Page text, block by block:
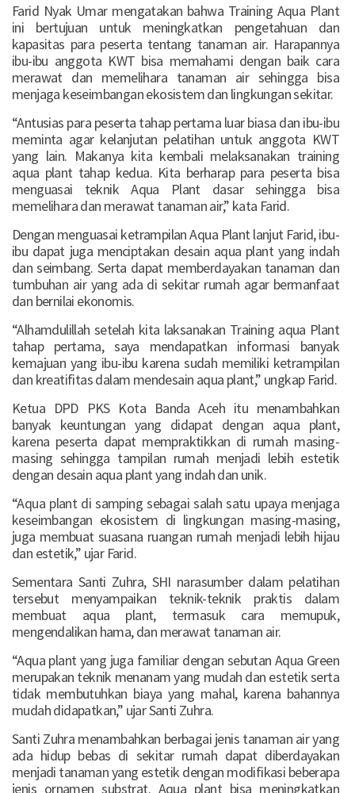
Farid Nyak Umar mengatakan bahwa Training Aqua Plant
ini bertujuan untuk meningkatkan pengetahuan dan
kapasitas para peserta tentang tanaman air. Harapannya
ibu-ibu anggota KWT bisa memahami dengan baik cara
merawat dan memelihara tanaman air sehingga bisa
menjaga keseimbangan ekosistem dan lingkungan sekitar.
“Antusias para peserta tahap pertama luar biasa dan ibu-ibu
meminta agar kelanjutan pelatihan untuk anggota KWT
yang lain. Makanya kita kembali melaksanakan training
aqua plant tahap kedua. Kita berharap para peserta bisa
menguasai teknik Aqua Plant dasar sehingga bisa
memelihara dan merawat tanaman air,” kata Farid.
Dengan menguasai ketrampilan Aqua Plant lanjut Farid, ibu-
ibu dapat juga menciptakan desain aqua plant yang indah
dan seimbang. Serta dapat memberdayakan tanaman dan
tumbuhan air yang ada di sekitar rumah agar bermanfaat
dan bernilai ekonomis.
“Alhamdulillah setelah kita laksanakan Training aqua Plant
tahap pertama, saya mendapatkan informasi banyak
kemajuan yang ibu-ibu karena sudah memiliki ketrampilan
dan kreatifitas dalam mendesain aqua plant,” ungkap Farid.
Ketua DPD PKS Kota Banda Aceh itu menambahkan
banyak keuntungan yang didapat dengan aqua plant,
karena peserta dapat mempraktikkan di rumah masing-
masing sehingga tampilan rumah menjadi lebih estetik
dengan desain aqua plant yang indah dan unik.
“Aqua plant di samping sebagai salah satu upaya menjaga
keseimbangan ekosistem di lingkungan masing-masing,
juga membuat suasana ruangan rumah menjadi lebih hijau
dan estetik,” ujar Farid.
Sementara Santi Zuhra, SHI narasumber dalam pelatihan
tersebut menyampaikan teknik-teknik praktis dalam
membuat aqua plant, termasuk cara memupuk,
mengendalikan hama, dan merawat tanaman air.
“Aqua plant yang juga familiar dengan sebutan Aqua Green
merupakan teknik menanam yang mudah dan estetik serta
tidak membutuhkan biaya yang mahal, karena bahannya
mudah didapatkan,” ujar Santi Zuhra.
Santi Zuhra menambahkan berbagai jenis tanaman air yang
ada hidup bebas di sekitar rumah dapat diberdayakan
menjadi tanaman yang estetik dengan modifikasi beberapa
jenis ornamen substrat. Aqua plant bisa meningkatkan